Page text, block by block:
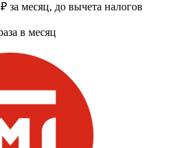
₽ за месяц, до вычета налогов
в месяц